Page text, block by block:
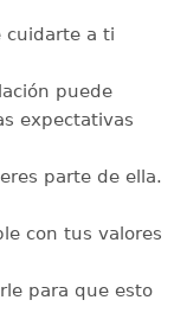
cuidarte a ti
puede
expectativas
parte de ella.
con tus valores
para que esto